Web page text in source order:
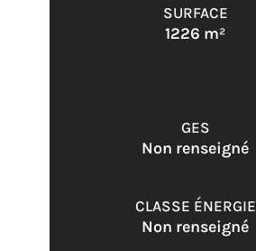
SURFACE
1226 m²
GES
Non renseigné
CLASSE ÉNERGIE
Non renseigné